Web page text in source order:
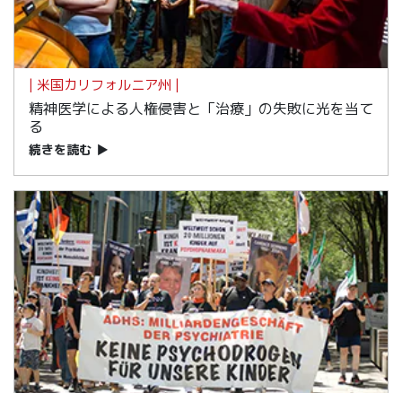
| 米国カリフォルニア州 |
精神医学による人権侵害と「治療」の失敗に光を当て
る
続きを読む ▶